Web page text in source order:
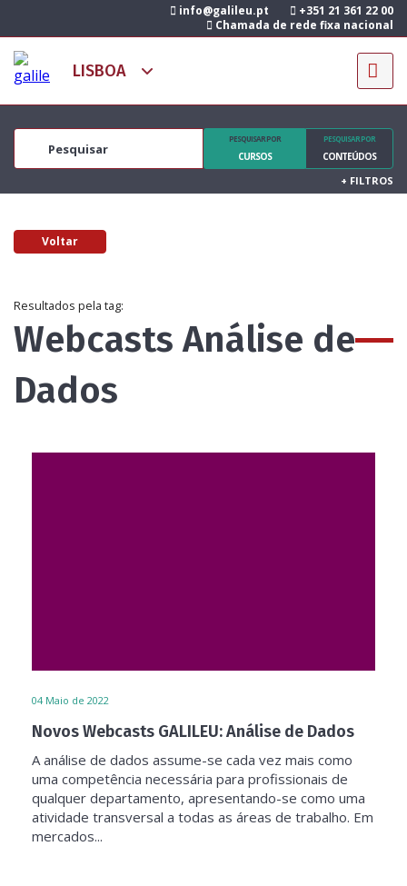
info@galileu.pt
+351 21 361 22 00
Chamada de rede fixa nacional
PESQUISAR POR
CURSOS
PESQUISAR POR
CONTEÚDOS
+ FILTROS
Voltar
Resultados pela tag:
Webcasts Análise de
Dados
04 Maio de 2022
Novos Webcasts GALILEU: Análise de Dados
A análise de dados assume-se cada vez mais como
uma competência necessária para profissionais de
qualquer departamento, apresentando-se como uma
atividade transversal a todas as áreas de trabalho. Em
mercados...